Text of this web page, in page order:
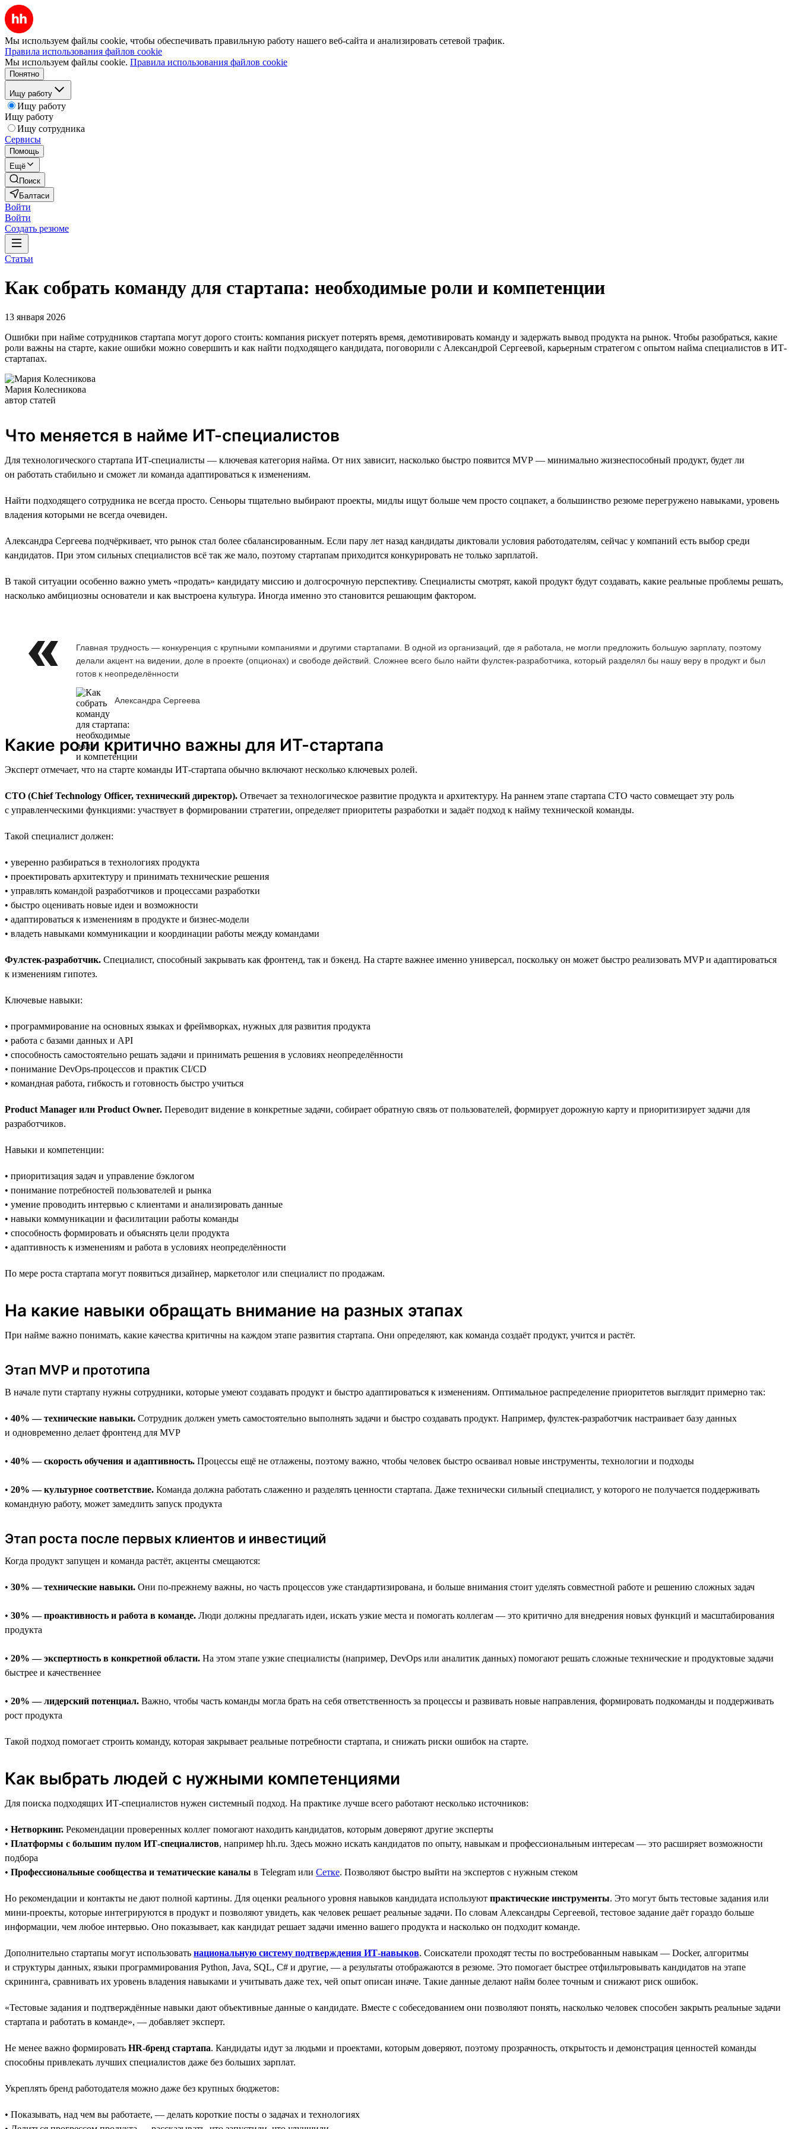
Мы используем файлы cookie, чтобы обеспечивать правильную работу нашего веб-сайта и анализировать сетевой трафик.
Правила использования файлов cookie
Мы используем файлы cookie. Правила использования файлов cookie
Понятно
Ищу работу
Ищу работу
Ищу работу
Ищу сотрудника
Сервисы
Помощь
Ещё
Поиск
Балтаси
Войти
Войти
Создать резюме
Статьи
Как собрать команду для стартапа: необходимые роли и компетенции
13 января 2026
Ошибки при найме сотрудников стартапа могут дорого стоить: компания рискует потерять время, демотивировать команду и задержать вывод продукта на рынок. Чтобы разобраться, какие
роли важны на старте, какие ошибки можно совершить и как найти подходящего кандидата, поговорили с Александрой Сергеевой, карьерным стратегом с опытом найма специалистов в ИТ-
стартапах.
Мария Колесникова
автор статей
Что меняется в найме ИТ-специалистов
Для технологического стартапа ИТ-специалисты — ключевая категория найма. От них зависит, насколько быстро появится MVP — минимально жизнеспособный продукт, будет ли
он работать стабильно и сможет ли команда адаптироваться к изменениям.
Найти подходящего сотрудника не всегда просто. Сеньоры тщательно выбирают проекты, мидлы ищут больше чем просто соцпакет, а большинство резюме перегружено навыками, уровень
владения которыми не всегда очевиден.
Александра Сергеева подчёркивает, что рынок стал более сбалансированным. Если пару лет назад кандидаты диктовали условия работодателям, сейчас у компаний есть выбор среди
кандидатов. При этом сильных специалистов всё так же мало, поэтому стартапам приходится конкурировать не только зарплатой.
В такой ситуации особенно важно уметь «продать» кандидату миссию и долгосрочную перспективу. Специалисты смотрят, какой продукт будут создавать, какие реальные проблемы решать,
насколько амбициозны основатели и как выстроена культура. Иногда именно это становится решающим фактором.
Главная трудность — конкуренция с крупными компаниями и другими стартапами. В одной из организаций, где я работала, не могли предложить большую зарплату, поэтому
делали акцент на видении, доле в проекте (опционах) и свободе действий. Сложнее всего было найти фулстек-разработчика, который разделял бы нашу веру в продукт и был
готов к неопределённости
Александра Сергеева
Какие роли критично важны для ИТ-стартапа
Эксперт отмечает, что на старте команды ИТ-стартапа обычно включают несколько ключевых ролей.
CTO (Chief Technology Officer, технический директор). Отвечает за технологическое развитие продукта и архитектуру. На раннем этапе стартапа CTO часто совмещает эту роль
с управленческими функциями: участвует в формировании стратегии, определяет приоритеты разработки и задаёт подход к найму технической команды.
Такой специалист должен:
• уверенно разбираться в технологиях продукта
• проектировать архитектуру и принимать технические решения
• управлять командой разработчиков и процессами разработки
• быстро оценивать новые идеи и возможности
• адаптироваться к изменениям в продукте и бизнес-модели
• владеть навыками коммуникации и координации работы между командами
Фулстек-разработчик. Специалист, способный закрывать как фронтенд, так и бэкенд. На старте важнее именно универсал, поскольку он может быстро реализовать MVP и адаптироваться
к изменениям гипотез.
Ключевые навыки:
• программирование на основных языках и фреймворках, нужных для развития продукта
• работа с базами данных и API
• способность самостоятельно решать задачи и принимать решения в условиях неопределённости
• понимание DevOps-процессов и практик CI/CD
• командная работа, гибкость и готовность быстро учиться
Product Manager или Product Owner. Переводит видение в конкретные задачи, собирает обратную связь от пользователей, формирует дорожную карту и приоритизирует задачи для
разработчиков.
Навыки и компетенции:
• приоритизация задач и управление бэклогом
• понимание потребностей пользователей и рынка
• умение проводить интервью с клиентами и анализировать данные
• навыки коммуникации и фасилитации работы команды
• способность формировать и объяснять цели продукта
• адаптивность к изменениям и работа в условиях неопределённости
По мере роста стартапа могут появиться дизайнер, маркетолог или специалист по продажам.
На какие навыки обращать внимание на разных этапах
При найме важно понимать, какие качества критичны на каждом этапе развития стартапа. Они определяют, как команда создаёт продукт, учится и растёт.
Этап MVP и прототипа
В начале пути стартапу нужны сотрудники, которые умеют создавать продукт и быстро адаптироваться к изменениям. Оптимальное распределение приоритетов выглядит примерно так:
• 40% — технические навыки. Сотрудник должен уметь самостоятельно выполнять задачи и быстро создавать продукт. Например, фулстек-разработчик настраивает базу данных
и одновременно делает фронтенд для MVP
• 40% — скорость обучения и адаптивность. Процессы ещё не отлажены, поэтому важно, чтобы человек быстро осваивал новые инструменты, технологии и подходы
• 20% — культурное соответствие. Команда должна работать слаженно и разделять ценности стартапа. Даже технически сильный специалист, у которого не получается поддерживать
командную работу, может замедлить запуск продукта
Этап роста после первых клиентов и инвестиций
Когда продукт запущен и команда растёт, акценты смещаются:
• 30% — технические навыки. Они по-прежнему важны, но часть процессов уже стандартизирована, и больше внимания стоит уделять совместной работе и решению сложных задач
• 30% — проактивность и работа в команде. Люди должны предлагать идеи, искать узкие места и помогать коллегам — это критично для внедрения новых функций и масштабирования
продукта
• 20% — экспертность в конкретной области. На этом этапе узкие специалисты (например, DevOps или аналитик данных) помогают решать сложные технические и продуктовые задачи
быстрее и качественнее
• 20% — лидерский потенциал. Важно, чтобы часть команды могла брать на себя ответственность за процессы и развивать новые направления, формировать подкоманды и поддерживать
рост продукта
Такой подход помогает строить команду, которая закрывает реальные потребности стартапа, и снижать риски ошибок на старте.
Как выбрать людей с нужными компетенциями
Для поиска подходящих ИТ-специалистов нужен системный подход. На практике лучше всего работают несколько источников:
• Нетворкинг. Рекомендации проверенных коллег помогают находить кандидатов, которым доверяют другие эксперты
• Платформы с большим пулом ИТ-специалистов, например hh.ru. Здесь можно искать кандидатов по опыту, навыкам и профессиональным интересам — это расширяет возможности
подбора
• Профессиональные сообщества и тематические каналы в Telegram или Сетке. Позволяют быстро выйти на экспертов с нужным стеком
Но рекомендации и контакты не дают полной картины. Для оценки реального уровня навыков кандидата используют практические инструменты. Это могут быть тестовые задания или
мини-проекты, которые интегрируются в продукт и позволяют увидеть, как человек решает реальные задачи. По словам Александры Сергеевой, тестовое задание даёт гораздо больше
информации, чем любое интервью. Оно показывает, как кандидат решает задачи именно вашего продукта и насколько он подходит команде.
Дополнительно стартапы могут использовать национальную систему подтверждения ИТ-навыков. Соискатели проходят тесты по востребованным навыкам — Docker, алгоритмы
и структуры данных, языки программирования Python, Java, SQL, C# и другие, — а результаты отображаются в резюме. Это помогает быстрее отфильтровывать кандидатов на этапе
скрининга, сравнивать их уровень владения навыками и учитывать даже тех, чей опыт описан иначе. Такие данные делают найм более точным и снижают риск ошибок.
«Тестовые задания и подтверждённые навыки дают объективные данные о кандидате. Вместе с собеседованием они позволяют понять, насколько человек способен закрыть реальные задачи
стартапа и работать в команде», — добавляет эксперт.
Не менее важно формировать HR-бренд стартапа. Кандидаты идут за людьми и проектами, которым доверяют, поэтому прозрачность, открытость и демонстрация ценностей команды
способны привлекать лучших специалистов даже без больших зарплат.
Укреплять бренд работодателя можно даже без крупных бюджетов:
• Показывать, над чем вы работаете, — делать короткие посты о задачах и технологиях